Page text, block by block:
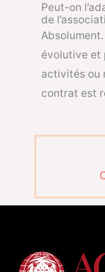
Peut-on
de
évolutive et
activités ou
contrat est